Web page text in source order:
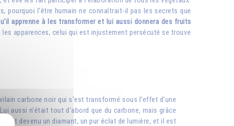
pourquoi l'être humain ne connaîtrait-il pas les secrets que
apprenne à les transformer et lui aussi donnera des fruits
apparences, celui qui est injustement persécuté se trouve
carbone noir qui s'est transformé sous l'effet d'une
aussi n'était tout d'abord que du carbone, mais grâce
est devenu un diamant, un pur éclat de lumière, et il est